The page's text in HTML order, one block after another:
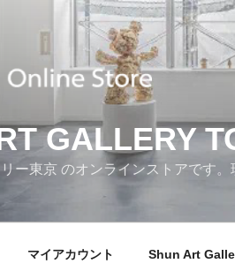
GALLERY
ー東京 のオンラインストアです
マイアカウント Shun Art